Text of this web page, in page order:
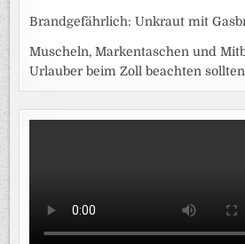
Brandgefährlich: Unkraut mit
Muscheln, Markentaschen und
Urlauber beim Zoll beachten sollten